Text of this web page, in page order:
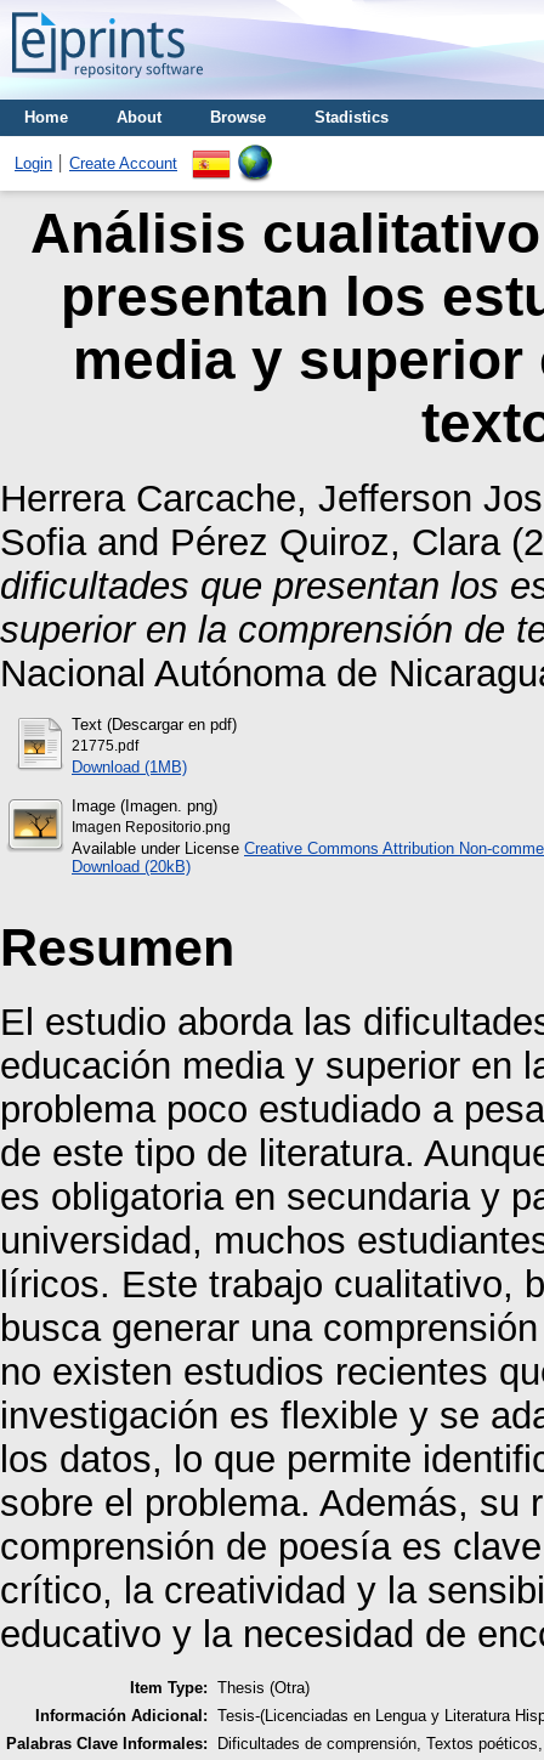
Home About Browse Stadistics
Login Create Account
Análisis
presentan los
media y
Herrera Carcache, Jefferson
Sofiaand Pérez Quiroz, Clara
dificultades que presentan los
superior en la comprensión de
Nacional Autónoma de
Text (Descargar en pdf)
21775.pdf
Download (1MB)
Image (Imagen. png)
Imagen Repositorio.png
Available under License Creative Commons Attribution Non-
Download (20kB)
Resumen
El estudio aborda las
educación media y superior en
problema poco estudiado a
de este tipo de literatura.
es obligatoria en secundaria y
universidad, muchos
líricos. Este trabajo cualitativo,
busca generar una
no existen estudios recientes
investigación es flexible y se
los datos, lo que permite
sobre el problema. Además, su
comprensión de poesía es
crítico, la creatividad y la
educativo y la necesidad de
Item Type: Thesis (Otra)
Información Adicional: Tesis-(Licenciadas en Lengua y Literatura
Palabras Clave Informales:
Dificultades de comprensión, Textos